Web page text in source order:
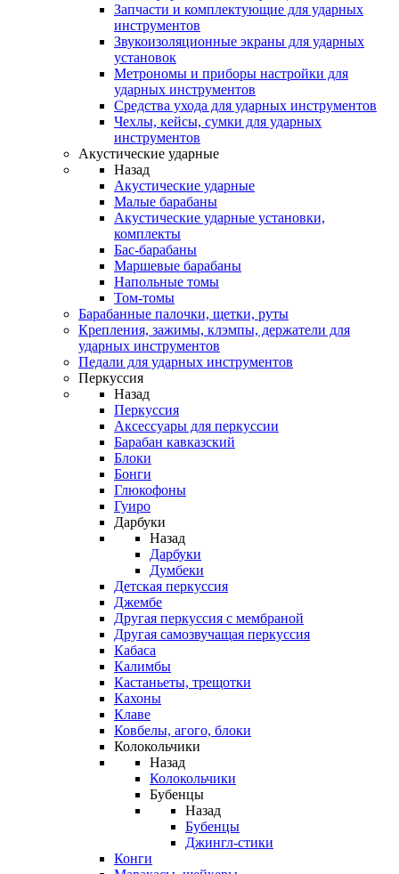
Запчасти и комплектующие для ударных
инструментов
Звукоизоляционные экраны для ударных
установок
Метрономы и приборы настройки для
ударных инструментов
Средства ухода для ударных инструментов
Чехлы, кейсы, сумки для ударных
инструментов
Акустические ударные
Назад
Акустические ударные
Mалые барабаны
Акустические ударные установки,
комплекты
Бас-барабаны
Маршевые барабаны
Напольные томы
Том-томы
Барабанные палочки, щетки, руты
Крепления, зажимы, клэмпы, держатели для
ударных инструментов
Педали для ударных инструментов
Перкуссия
Назад
Перкуссия
Аксессуары для перкуссии
Барабан кавказский
Блоки
Бонги
Глюкофоны
Гуиро
Дарбуки
Назад
Дарбуки
Думбеки
Детская перкуссия
Джембе
Другая перкуссия с мембраной
Другая самозвучащая перкуссия
Кабаса
Калимбы
Кастаньеты, трещотки
Кахоны
Клаве
Ковбелы, агого, блоки
Колокольчики
Назад
Колокольчики
Бубенцы
Назад
Бубенцы
Джингл-стики
Конги